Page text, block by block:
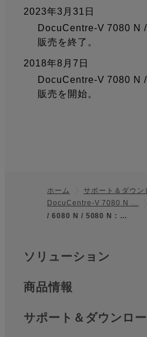
2023年3月31日
DocuCentre-V 7080 N
販売を終了。
2018年8月7日
DocuCentre-V 7080 N
販売を開始。
フッター
ホーム サポート＆ダウン
DocuCentre-V 7080 N …
/ 6080 N / 5080 N : …
クイックリンク
ソリューション
商品情報
サポート＆ダウンロ